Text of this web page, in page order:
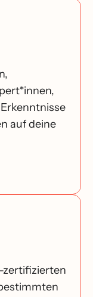
auf deine
zertifizierten